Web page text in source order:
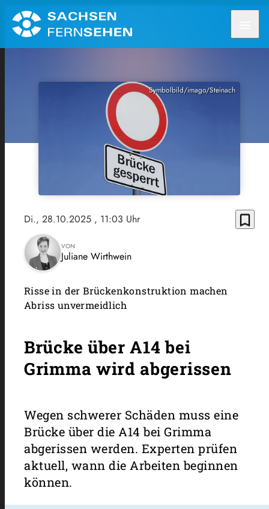
Symbolbild/imago/Steinach
Di., 28.10.2025 , 11:03 Uhr bookmark_border
VON
Juliane Wirthwein
Risse in der Brückenkonstruktion machen
Abriss unvermeidlich
Brücke über A14 bei
Grimma wird abgerissen
Wegen schwerer Schäden muss eine
Brücke über die A14 bei Grimma
abgerissen werden. Experten prüfen
aktuell, wann die Arbeiten beginnen
können.